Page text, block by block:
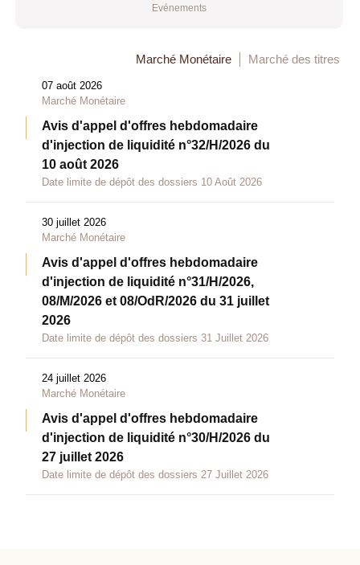
Evénements
Marché Monétaire Marché des titres
07 août 2026
Marché Monétaire
Avis d'appel d'offres hebdomadaire
d'injection de liquidité n°32/H/2026 du
10 août 2026
Date limite de dépôt des dossiers 10 Août 2026
30 juillet 2026
Marché Monétaire
Avis d'appel d'offres hebdomadaire
d'injection de liquidité n°31/H/2026,
08/M/2026 et 08/OdR/2026 du 31 juillet
2026
Date limite de dépôt des dossiers 31 Juillet 2026
24 juillet 2026
Marché Monétaire
Avis d'appel d'offres hebdomadaire
d'injection de liquidité n°30/H/2026 du
27 juillet 2026
Date limite de dépôt des dossiers 27 Juillet 2026